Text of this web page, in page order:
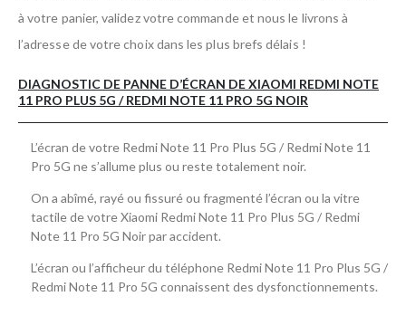
à votre panier, validez votre commande et nous le livrons à
l’adresse de votre choix dans les plus brefs délais !
DIAGNOSTIC DE PANNE D’ÉCRAN DE XIAOMI REDMI NOTE
11 PRO PLUS 5G / REDMI NOTE 11 PRO 5G NOIR
L’écran de votre Redmi Note 11 Pro Plus 5G / Redmi Note 11
Pro 5G ne s’allume plus ou reste totalement noir.
On a abîmé, rayé ou fissuré ou fragmenté l’écran ou la vitre
tactile de votre Xiaomi Redmi Note 11 Pro Plus 5G / Redmi
Note 11 Pro 5G Noir par accident.
L’écran ou l’afficheur du téléphone Redmi Note 11 Pro Plus 5G /
Redmi Note 11 Pro 5G connaissent des dysfonctionnements.